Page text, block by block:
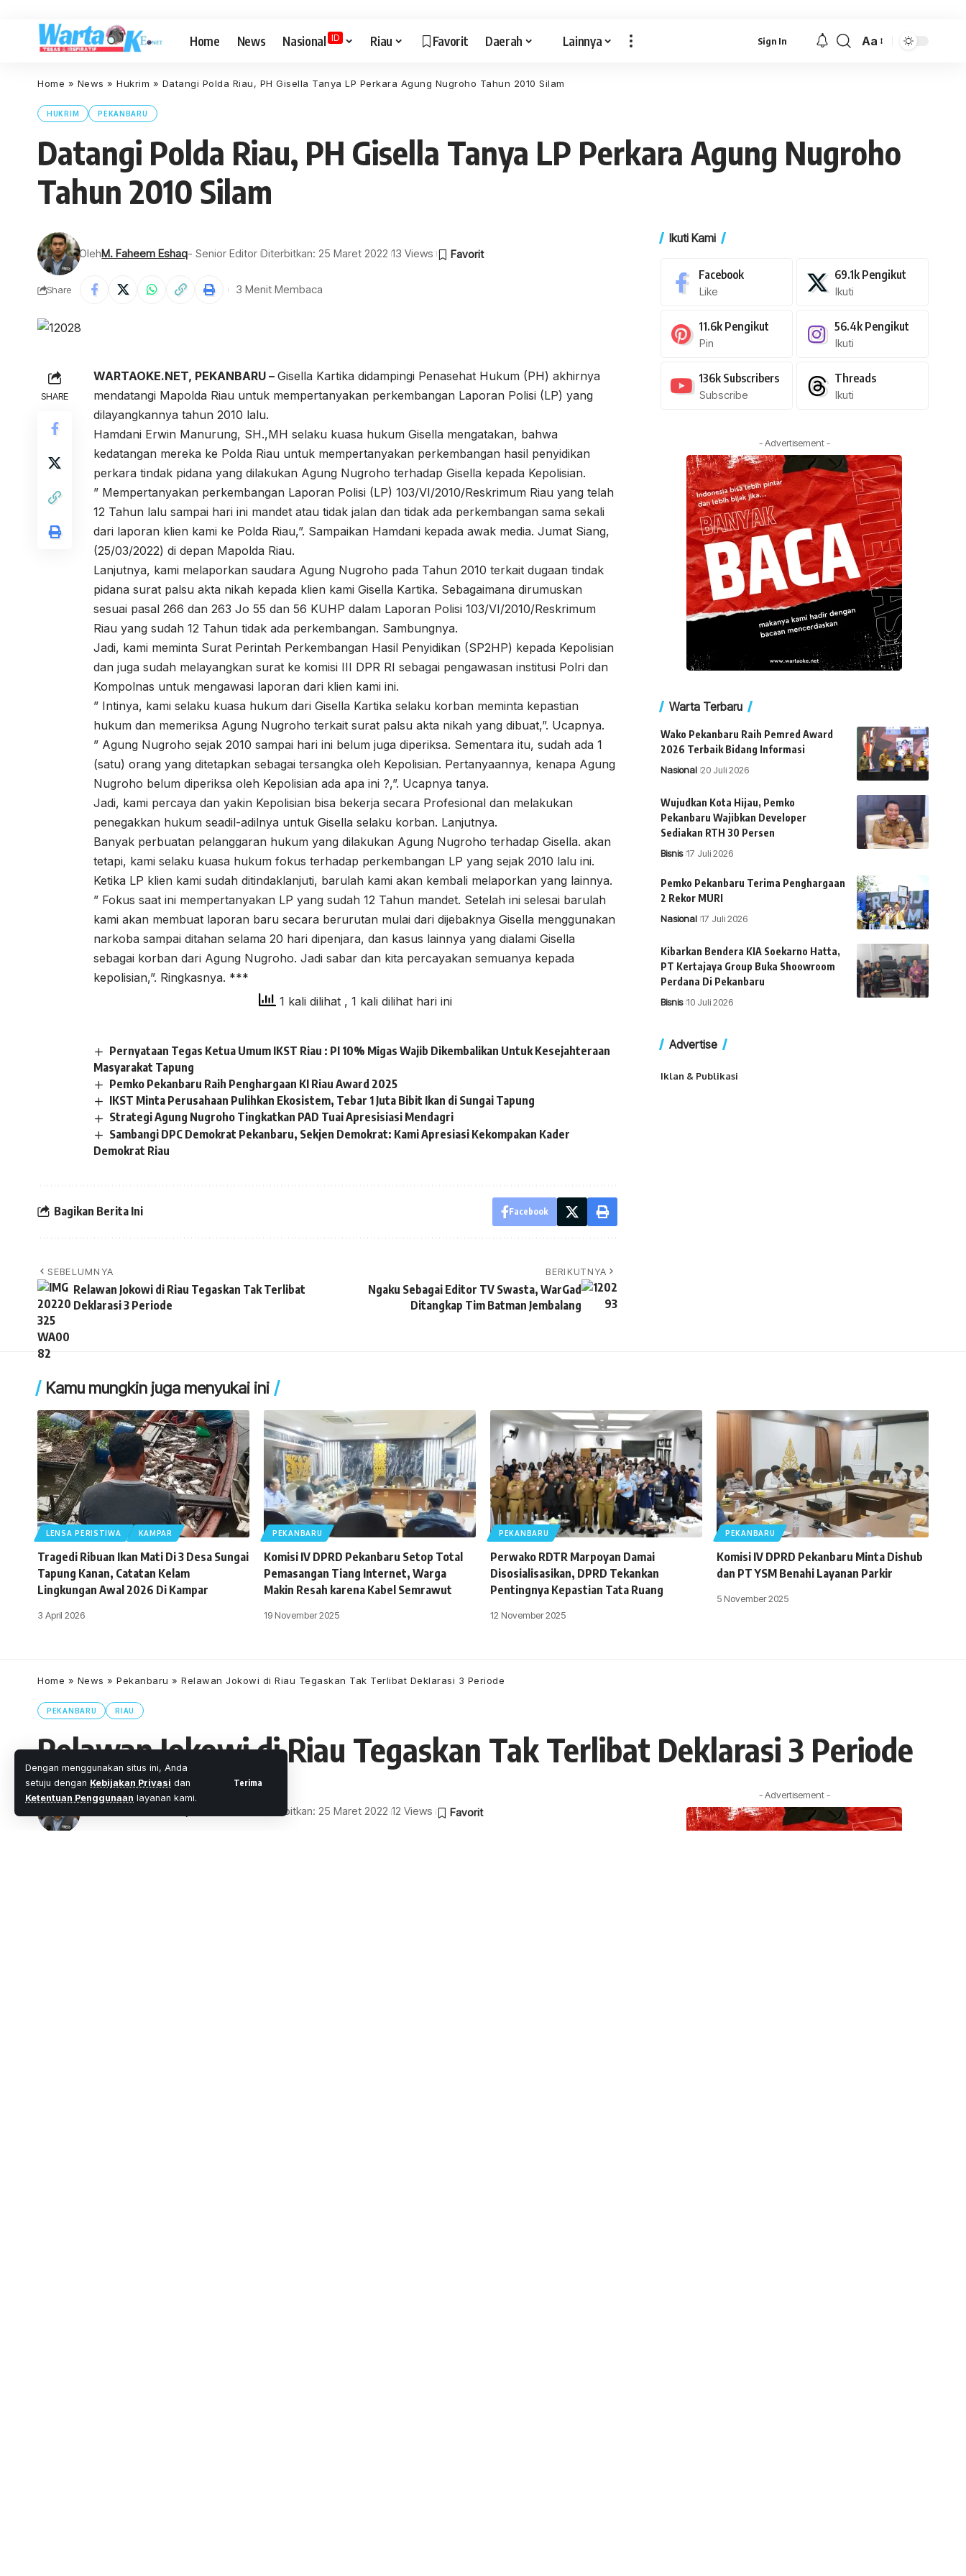
Dengan menggunakan situs ini, Anda
setuju dengan Kebijakan Privasi dan
Ketentuan Penggunaan layanan kami.
Terima
Home News Nasional ID Riau Favorit Daerah Lainnya Sign In
Font
Aa
Home » News » Hukrim » Datangi Polda Riau, PH Gisella Tanya LP Perkara Agung Nugroho Tahun 2010 Silam
HUKRIM PEKANBARU
Datangi Polda Riau, PH Gisella Tanya LP Perkara Agung Nugroho
Tahun 2010 Silam
OlehM. Faheem Eshaq- Senior Editor Diterbitkan: 25 Maret 2022 13 Views
Share 3 Menit Membaca
SHARE
WARTAOKE.NET, PEKANBARU – Gisella Kartika didampingi Penasehat Hukum (PH) akhirnya
mendatangi Mapolda Riau untuk mempertanyakan perkembangan Laporan Polisi (LP) yang
dilayangkannya tahun 2010 lalu.
Hamdani Erwin Manurung, SH.,MH selaku kuasa hukum Gisella mengatakan, bahwa
kedatangan mereka ke Polda Riau untuk mempertanyakan perkembangan hasil penyidikan
perkara tindak pidana yang dilakukan Agung Nugroho terhadap Gisella kepada Kepolisian.
” Mempertanyakan perkembangan Laporan Polisi (LP) 103/VI/2010/Reskrimum Riau yang telah
12 Tahun lalu sampai hari ini mandet atau tidak jalan dan tidak ada perkembangan sama sekali
dari laporan klien kami ke Polda Riau,”. Sampaikan Hamdani kepada awak media. Jumat Siang,
(25/03/2022) di depan Mapolda Riau.
Lanjutnya, kami melaporkan saudara Agung Nugroho pada Tahun 2010 terkait dugaan tindak
pidana surat palsu akta nikah kepada klien kami Gisella Kartika. Sebagaimana dirumuskan
sesuai pasal 266 dan 263 Jo 55 dan 56 KUHP dalam Laporan Polisi 103/VI/2010/Reskrimum
Riau yang sudah 12 Tahun tidak ada perkembangan. Sambungnya.
Jadi, kami meminta Surat Perintah Perkembangan Hasil Penyidikan (SP2HP) kepada Kepolisian
dan juga sudah melayangkan surat ke komisi III DPR RI sebagai pengawasan institusi Polri dan
Kompolnas untuk mengawasi laporan dari klien kami ini.
” Intinya, kami selaku kuasa hukum dari Gisella Kartika selaku korban meminta kepastian
hukum dan memeriksa Agung Nugroho terkait surat palsu akta nikah yang dibuat,”. Ucapnya.
” Agung Nugroho sejak 2010 sampai hari ini belum juga diperiksa. Sementara itu, sudah ada 1
(satu) orang yang ditetapkan sebagai tersangka oleh Kepolisian. Pertanyaannya, kenapa Agung
Nugroho belum diperiksa oleh Kepolisian ada apa ini ?,”. Ucapnya tanya.
Jadi, kami percaya dan yakin Kepolisian bisa bekerja secara Profesional dan melakukan
penegakkan hukum seadil-adilnya untuk Gisella selaku korban. Lanjutnya.
Banyak perbuatan pelanggaran hukum yang dilakukan Agung Nugroho terhadap Gisella. akan
tetapi, kami selaku kuasa hukum fokus terhadap perkembangan LP yang sejak 2010 lalu ini.
Ketika LP klien kami sudah ditindaklanjuti, barulah kami akan kembali melaporkan yang lainnya.
” Fokus saat ini mempertanyakan LP yang sudah 12 Tahun mandet. Setelah ini selesai barulah
kami akan membuat laporan baru secara berurutan mulai dari dijebaknya Gisella menggunakan
narkoba sampai ditahan selama 20 hari dipenjara, dan kasus lainnya yang dialami Gisella
sebagai korban dari Agung Nugroho. Jadi sabar dan kita percayakan semuanya kepada
kepolisian,”. Ringkasnya. ***
1 kali dilihat , 1 kali dilihat hari ini
Pernyataan Tegas Ketua Umum IKST Riau : PI 10% Migas Wajib Dikembalikan Untuk Kesejahteraan
Masyarakat Tapung
Pemko Pekanbaru Raih Penghargaan KI Riau Award 2025
IKST Minta Perusahaan Pulihkan Ekosistem, Tebar 1 Juta Bibit Ikan di Sungai Tapung
Strategi Agung Nugroho Tingkatkan PAD Tuai Apresisiasi Mendagri
Sambangi DPC Demokrat Pekanbaru, Sekjen Demokrat: Kami Apresiasi Kekompakan Kader
Demokrat Riau
Bagikan Berita Ini Facebook
SEBELUMNYA
Relawan Jokowi di Riau Tegaskan Tak Terlibat
Deklarasi 3 Periode
BERIKUTNYA
Ngaku Sebagai Editor TV Swasta, WarGad
Ditangkap Tim Batman Jembalang
Ikuti Kami
Facebook
Like
69.1k Pengikut
Ikuti
11.6k Pengikut
Pin
56.4k Pengikut
Ikuti
136k Subscribers
Subscribe
Threads
Ikuti
- Advertisement -
Warta Terbaru
Wako Pekanbaru Raih Pemred Award
2026 Terbaik Bidang Informasi
Nasional 20 Juli 2026
Wujudkan Kota Hijau, Pemko
Pekanbaru Wajibkan Developer
Sediakan RTH 30 Persen
Bisnis 17 Juli 2026
Pemko Pekanbaru Terima Penghargaan
2 Rekor MURI
Nasional 17 Juli 2026
Kibarkan Bendera KIA Soekarno Hatta,
PT Kertajaya Group Buka Shoowroom
Perdana Di Pekanbaru
Bisnis 10 Juli 2026
Advertise
Iklan & Publikasi
Kamu mungkin juga menyukai ini
LENSA PERISTIWA KAMPAR
Tragedi Ribuan Ikan Mati Di 3 Desa Sungai
Tapung Kanan, Catatan Kelam
Lingkungan Awal 2026 Di Kampar
3 April 2026
PEKANBARU
Komisi IV DPRD Pekanbaru Setop Total
Pemasangan Tiang Internet, Warga
Makin Resah karena Kabel Semrawut
19 November 2025
PEKANBARU
Perwako RDTR Marpoyan Damai
Disosialisasikan, DPRD Tekankan
Pentingnya Kepastian Tata Ruang
12 November 2025
PEKANBARU
Komisi IV DPRD Pekanbaru Minta Dishub
dan PT YSM Benahi Layanan Parkir
5 November 2025
Home » News » Pekanbaru » Relawan Jokowi di Riau Tegaskan Tak Terlibat Deklarasi 3 Periode
PEKANBARU RIAU
Relawan Jokowi di Riau Tegaskan Tak Terlibat Deklarasi 3 Periode
Diterbitkan: 25 Maret 2022 12 Views
- Advertisement -